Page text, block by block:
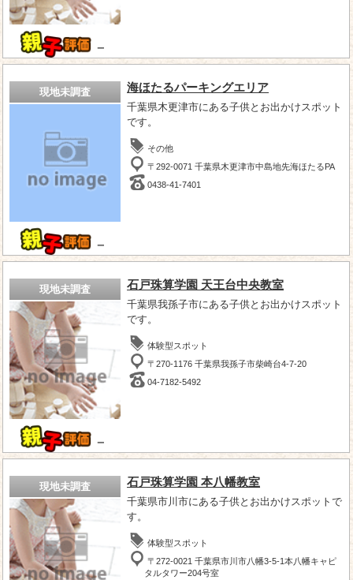
－
現地未調査
－
海ほたるパーキングエリア
千葉県木更津市にある子供とお出かけスポット
です。
その他
〒292-0071 千葉県木更津市中島地先海ほたるPA
0438-41-7401
現地未調査
－
石戸珠算学園 天王台中央教室
千葉県我孫子市にある子供とお出かけスポット
です。
体験型スポット
〒270-1176 千葉県我孫子市柴崎台4-7-20
04-7182-5492
現地未調査 石戸珠算学園 本八幡教室
千葉県市川市にある子供とお出かけスポットで
す。
体験型スポット
〒272-0021 千葉県市川市八幡3-5-1本八幡キャピ
タルタワー204号室